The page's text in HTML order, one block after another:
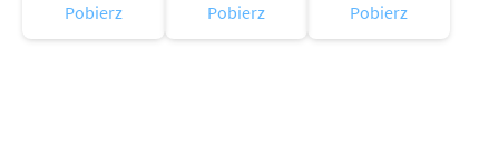
Pobierz
Pobierz
Pobierz